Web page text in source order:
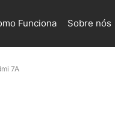
Funciona Sobre nós
7A